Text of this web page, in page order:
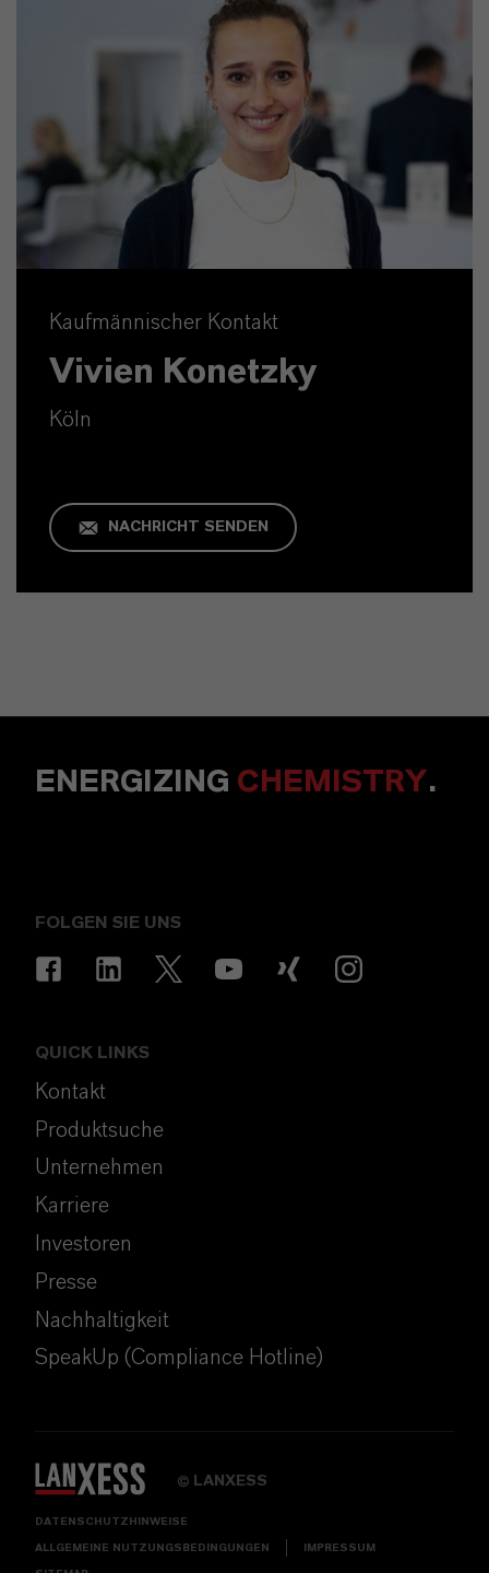
Kaufmännischer Kontakt
Vivien Konetzky
Köln
NACHRICHT SENDEN
ENERGIZING CHEMISTRY.
FOLGEN SIE UNS
QUICK LINKS
Kontakt
Produktsuche
Unternehmen
Karriere
Investoren
Presse
Nachhaltigkeit
SpeakUp (Compliance Hotline)
© LANXESS
DATENSCHUTZHINWEISE
ALLGEMEINE NUTZUNGSBEDINGUNGEN IMPRESSUM